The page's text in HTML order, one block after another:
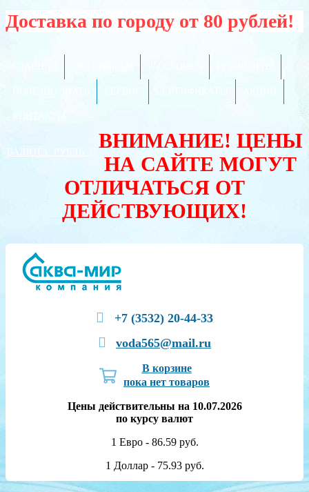
Доставка по городу от 80 рублей!
ВАЛЮТА:
ВНИМАНИЕ! ЦЕНЫ
НА САЙТЕ МОГУТ
ОТЛИЧАТЬСЯ ОТ
ДЕЙСТВУЮЩИХ!
+7 (3532) 20-44-33
voda565@mail.ru
В корзине
пока нет товаров
Цены действительны на 10.07.2026
по курсу валют
1 Евро - 86.59 руб.
1 Доллар - 75.93 руб.